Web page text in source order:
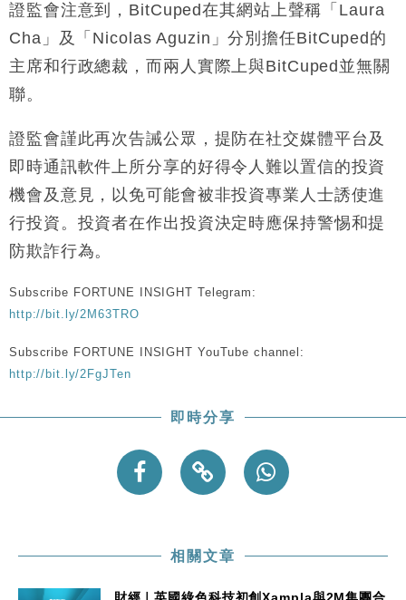
證監會注意到，BitCuped在其網站上聲稱「Laura
Cha」及「Nicolas Aguzin」分別擔任BitCuped的
主席和行政總裁，而兩人實際上與BitCuped並無關
聯。
證監會謹此再次告誡公眾，提防在社交媒體平台及
即時通訊軟件上所分享的好得令人難以置信的投資
機會及意見，以免可能會被非投資專業人士誘使進
行投資。投資者在作出投資決定時應保持警惕和提
防欺詐行為。
Subscribe FORTUNE INSIGHT Telegram:
http://bit.ly/2M63TRO
Subscribe FORTUNE INSIGHT YouTube channel:
http://bit.ly/2FgJTen
即時分享
相關文章
財經｜英國綠色科技初創Xampla與2M集團合